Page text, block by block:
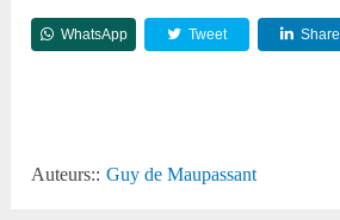
WhatsApp Tweet Share
Auteurs:: Guy de Maupassant